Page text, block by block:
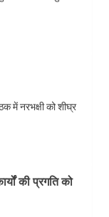
में नरभक्षी को शीघ्र
की प्रगति को